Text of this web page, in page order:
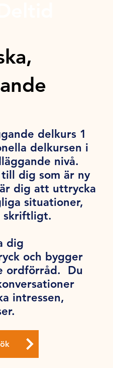
delkurs 1
delkursen i
nivå.
dig som är ny
dig att uttrycka
situationer,
skriftligt.
dig
och bygger
ordförråd. Du
intressen,